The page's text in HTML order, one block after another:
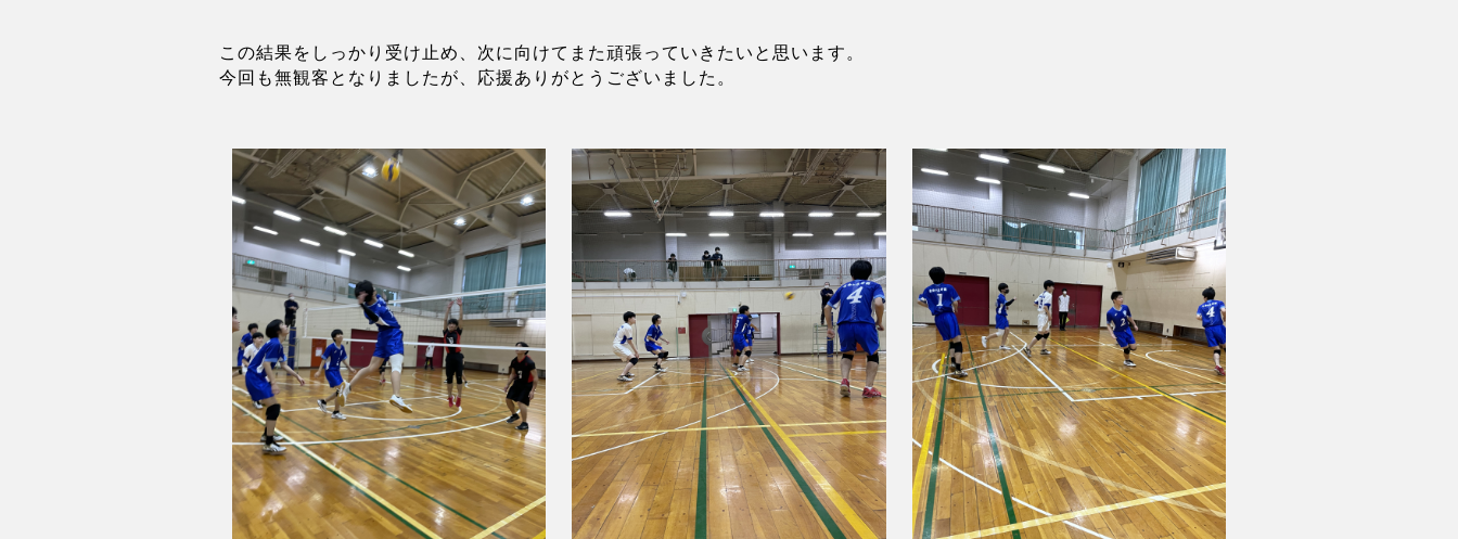
この結果をしっかり受け止め、次に向けてまた頑張っていきたいと思います。
今回も無観客となりましたが、応援ありがとうございました。